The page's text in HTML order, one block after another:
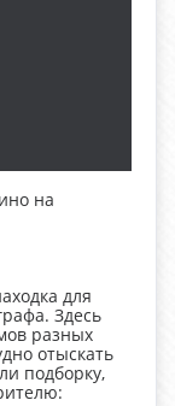
на
для
Здесь
разных
отыскать
подборку,